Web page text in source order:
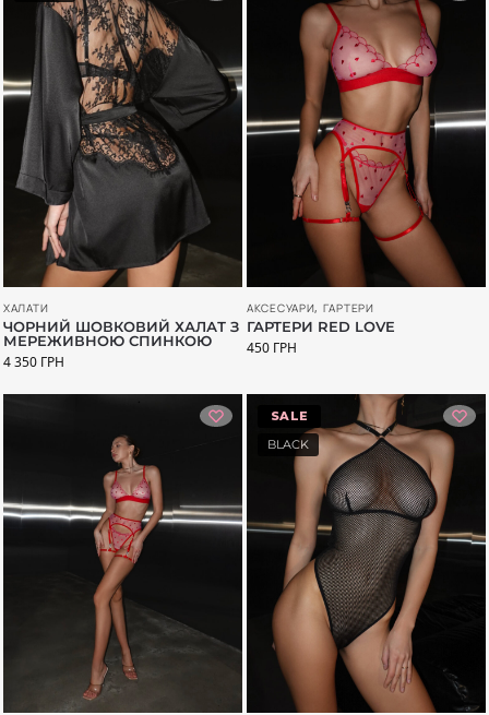
ХАЛАТИ
ЧОРНИЙ ШОВКОВИЙ ХАЛАТ З
МЕРЕЖИВНОЮ СПИНКОЮ
4 350 ГРН
АКСЕСУАРИ, ГАРТЕРИ
ГАРТЕРИ RED LOVE
450 ГРН
-26%
BLACK